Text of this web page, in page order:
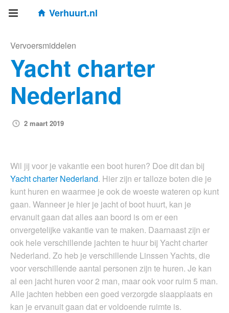
Verhuurt.nl
Vervoersmiddelen
Yacht charter
Nederland
2 maart 2019
Wil jij voor je vakantie een boot huren? Doe dit dan bij
Yacht charter Nederland. Hier zijn er talloze boten die je
kunt huren en waarmee je ook de woeste wateren op kunt
gaan. Wanneer je hier je jacht of boot huurt, kan je
ervanuit gaan dat alles aan boord is om er een
onvergetelijke vakantie van te maken. Daarnaast zijn er
ook hele verschillende jachten te huur bij Yacht charter
Nederland. Zo heb je verschillende Linssen Yachts, die
voor verschillende aantal personen zijn te huren. Je kan
al een jacht huren voor 2 man, maar ook voor ruim 5 man.
Alle jachten hebben een goed verzorgde slaapplaats en
kan je ervanuit gaan dat er voldoende ruimte is.